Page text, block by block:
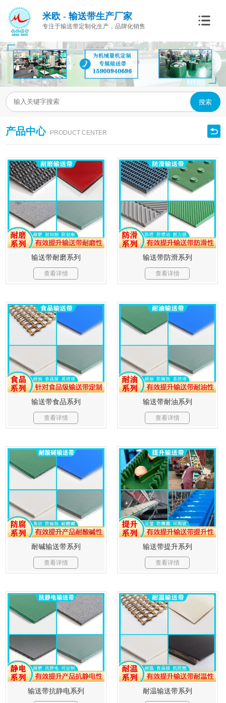
米欧 - 输送带生产厂家
专注于输送带定制化生产，品牌化销售
搜索
产品中心 PRODUCT CENTER
输送带耐磨系列
查看详情
输送带防滑系列
查看详情
输送带食品系列
查看详情
输送带耐油系列
查看详情
耐碱输送带系列
查看详情
输送带提升系列
查看详情
输送带抗静电系列 耐温输送带系列